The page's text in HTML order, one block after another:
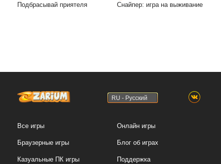
Подбрасывай приятеля Снайпер: игра на выживание
RU - Русский
Все игры
Браузерные игры
Казуальные ПК игры
Онлайн игры
Блог об играх
Поддержка